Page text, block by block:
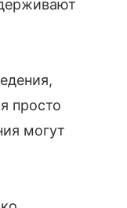
просто
могут